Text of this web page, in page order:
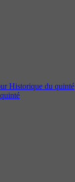
Historique du quinté